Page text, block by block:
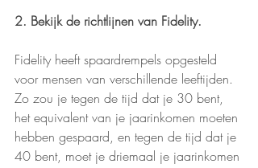
2. Bekijk de richtlijnen van Fidelity.
Fidelity heeft spaardrempels opgesteld
voor mensen van verschillende leeftijden.
Zo zou je tegen de tijd dat je 30 bent,
het equivalent van je jaarinkomen moeten
hebben gespaard, en tegen de tijd dat je
40 bent, moet je driemaal je jaarinkomen